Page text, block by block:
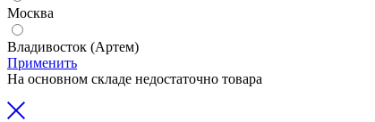
Москва
Владивосток (Артем)
Применить
На основном складе недостаточно товара